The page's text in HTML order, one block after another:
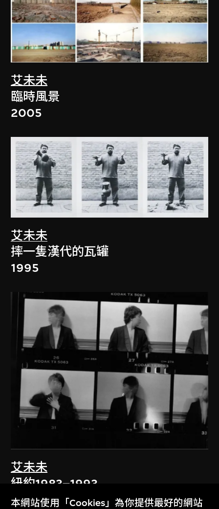
艾未未
臨時風景
2005
艾未未
摔一隻漢代的瓦罐
1995
艾未未
紐約1983–1993
1983–1993
本網站使用「Cookies」為你提供最好的網站